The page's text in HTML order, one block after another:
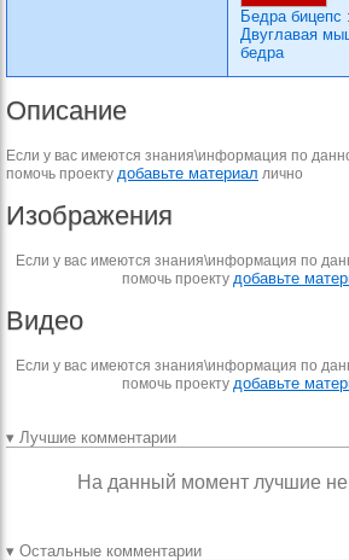
Бедра бицепс :
Двуглавая
бедра
Описание
Если у вас имеются знания\информация по
помочь проекту добавьте материал лично
Изображения
Если у вас имеются знания\информация по
помочь проекту добавьте
Видео
Если у вас имеются знания\информация по
помочь проекту добавьте
▾ Лучшие комментарии
На данный момент лучшие
▾ Остальные комментарии